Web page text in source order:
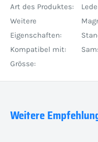
Art des Produktes:
Weitere
Eigenschaften:
Kompatibel mit:
Grösse:
Weitere